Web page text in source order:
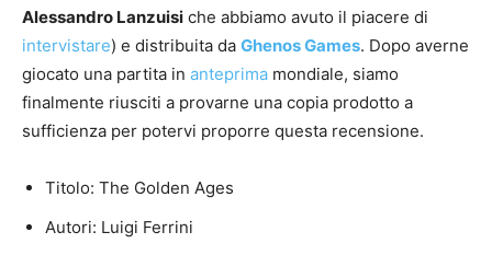
Alessandro Lanzuisi che abbiamo avuto il piacere di
intervistare) e distribuita da Ghenos Games. Dopo averne
giocato una partita in anteprima mondiale, siamo
finalmente riusciti a provarne una copia prodotto a
sufficienza per potervi proporre questa recensione.
Titolo: The Golden Ages
Autori: Luigi Ferrini